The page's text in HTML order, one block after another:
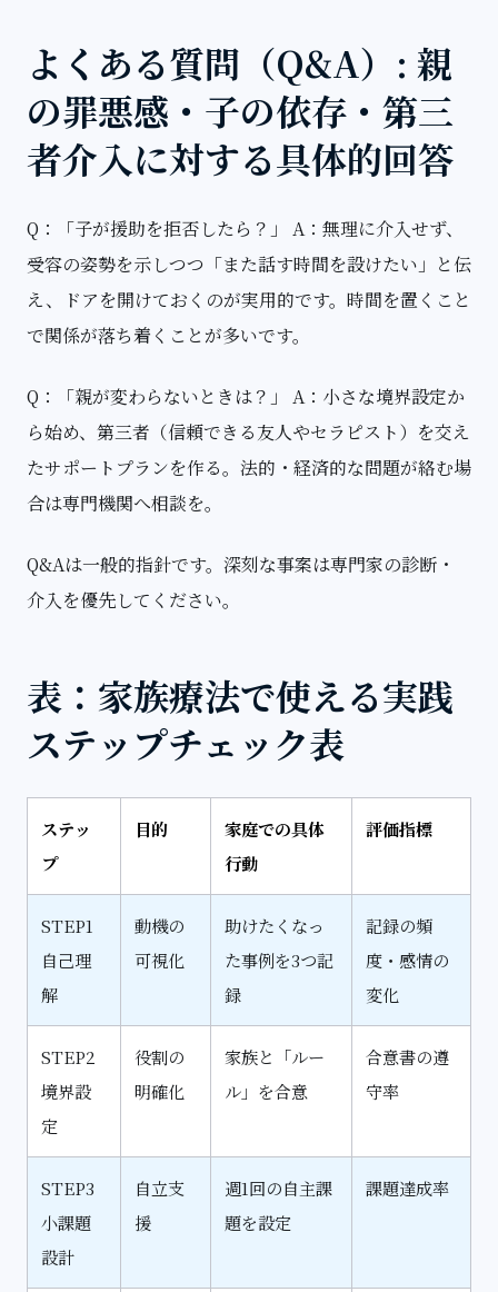
よくある質問（Q&A）: 親
の罪悪感・子の依存・第三
者介入に対する具体的回答
Q：「子が援助を拒否したら？」 A：無理に介入せず、
受容の姿勢を示しつつ「また話す時間を設けたい」と伝
え、ドアを開けておくのが実用的です。時間を置くこと
で関係が落ち着くことが多いです。
Q：「親が変わらないときは？」 A：小さな境界設定か
ら始め、第三者（信頼できる友人やセラピスト）を交え
たサポートプランを作る。法的・経済的な問題が絡む場
合は専門機関へ相談を。
Q&Aは一般的指針です。深刻な事案は専門家の診断・
介入を優先してください。
表：家族療法で使える実践
ステップチェック表
ステッ
プ
目的
家庭での具体
行動
評価指標
STEP1
自己理
解
動機の
可視化
助けたくなっ
た事例を3つ記
録
記録の頻
度・感情の
変化
STEP2
境界設
定
役割の
明確化
家族と「ルー
ル」を合意
合意書の遵
守率
STEP3
小課題
設計
自立支
援
週1回の自主課
題を設定
課題達成率